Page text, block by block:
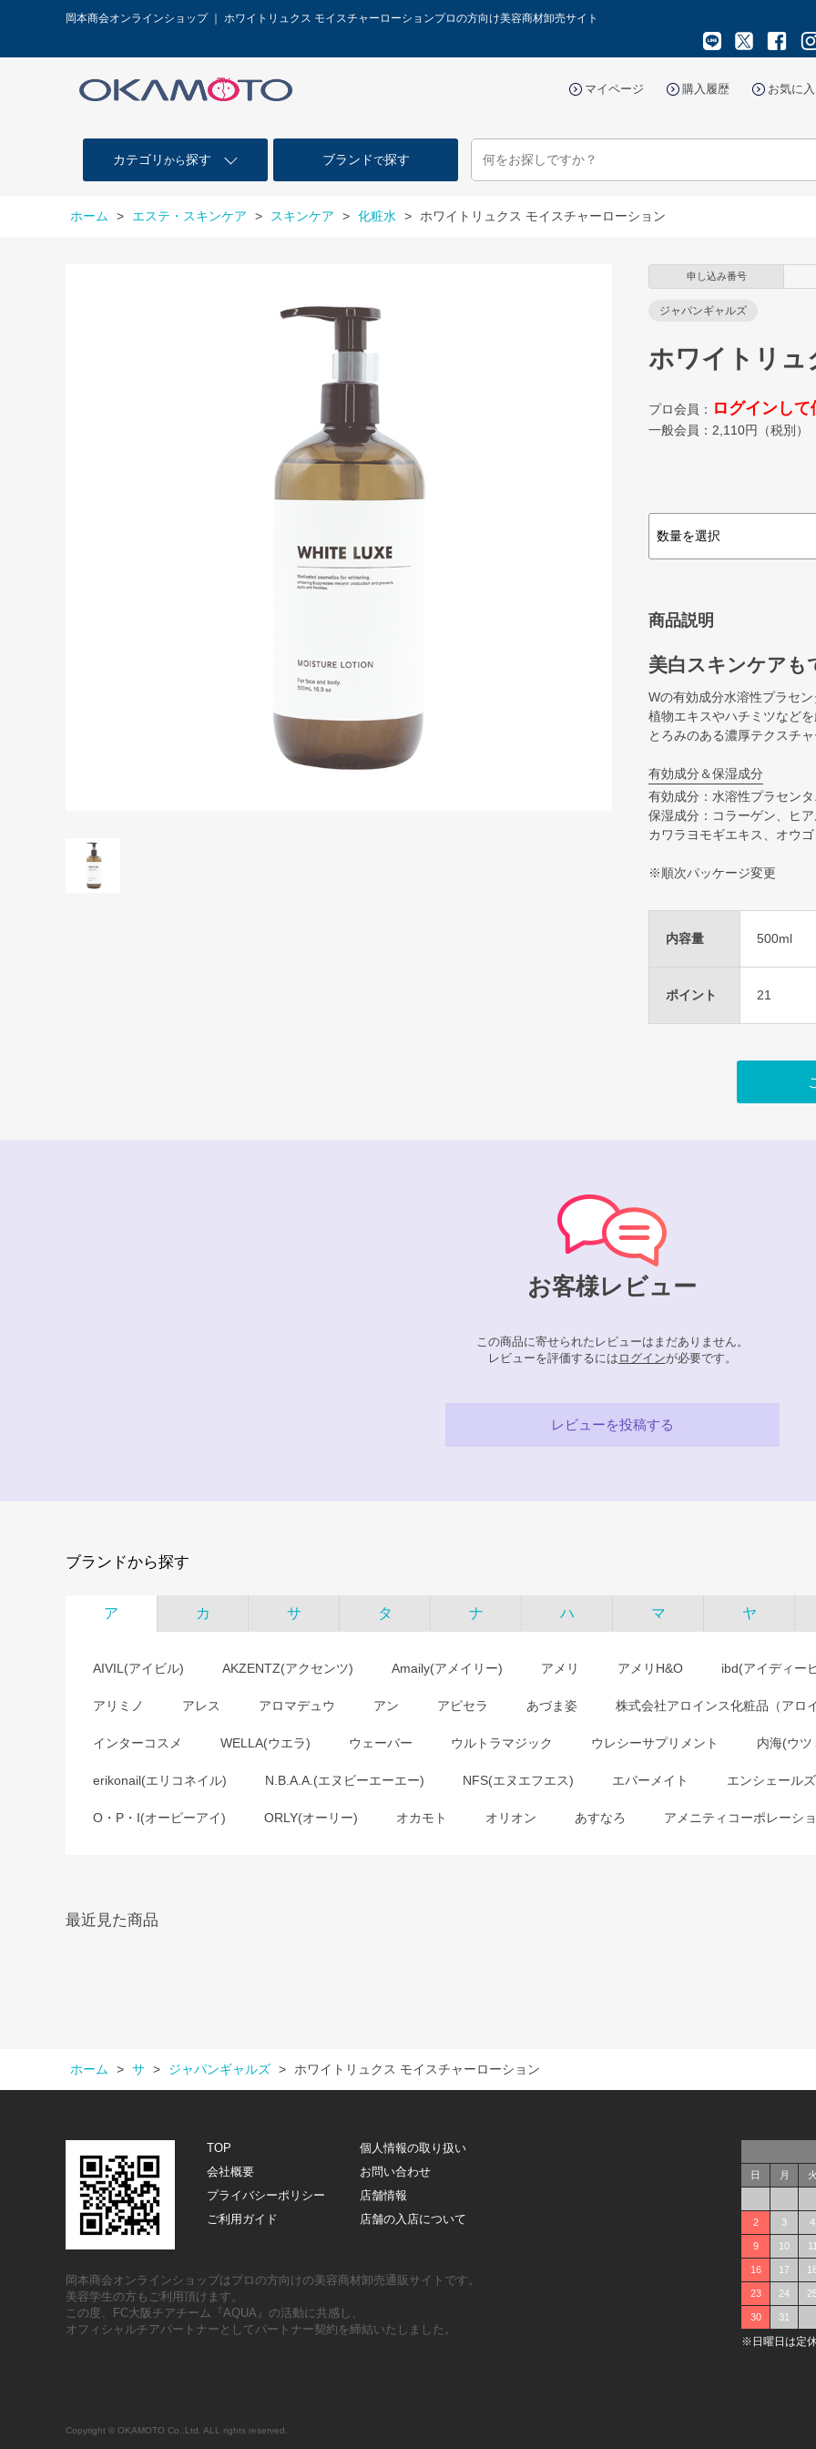
岡本商会オンラインショップ ｜ ホワイトリュクス モイスチャーローションプロの方向け美容商材卸売サイト
マイページ 購入履歴 お気に
カテゴリ から探す ブランドで探す
ホーム > エステ・スキンケア > スキンケア > 化粧水 > ホワイトリュクス モイスチャーローション
申し込み番号
ジャパンギャルズ
ホワイトリュ
プロ会員： ログインし
一般会員： 2,110円（税別）
商品説明
美白スキンケアも
Wの有効成分水溶性プラセ
植物エキスやハチミツなど
とろみのある濃厚テクスチ
有効成分＆保湿成分
有効成分：水溶性プラセン
保湿成分：コラーゲン、ヒ
カワラヨモギエキス、オウ
※順次パッケージ変更
内容量 500ml
ポイント 21
お客様レビュー
この商品に寄せられたレビューはまだありません。
レビューを評価するには ログインが必要です。
レビューを投稿する
ブランドから探す
ア カ サ タ ナ ハ マ ヤ
AIVIL(アイビル) AKZENTZ(アクセンツ) Amaily(アメイリー) アメリ アメリH&O ibd(アイディー
アリミノ アレス アロマデュウ アン アピセラ あづま姿 株式会社アロインス化粧品（アロ
インターコスメ WELLA(ウエラ) ウェーバー ウルトラマジック ウレシーサプリメント 内海(ウツ
erikonail(エリコネイル) N.B.A.A.(エヌビーエーエー) NFS(エヌエフエス) エバーメイト エンシェールズ
O・P・I(オーピーアイ) ORLY(オーリー) オカモト オリオン あすなろ アメニティコーポレーシ
最近見た商品
ホーム > サ > ジャパンギャルズ > ホワイトリュクス モイスチャーローション
TOP
個人情報の取り扱い
会社概要
お問い合わせ
プライバシーポリシー
店舗情報
ご利用ガイド
店舗の入店について
岡本商会オンラインショップはプロの方向けの美容商材卸売通販サイトです。
美容学生の方もご利用頂けます。
この度、FC大阪チアチーム『AQUA』の活動に共感し、
オフィシャルチアパートナーとしてパートナー契約を締結いたしました。
日 月
2 3 4
9 10
16 17
23 24
30 31
※日曜日は定
Copyright © OKAMOTO Co,.Ltd. ALL rights reserved.